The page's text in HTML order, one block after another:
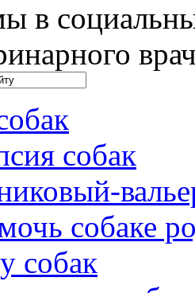
в
собак
собаке
собак